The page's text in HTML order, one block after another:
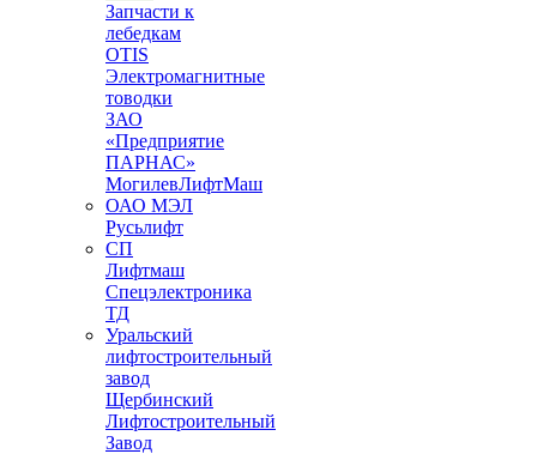
Запчасти к
лебедкам
OTIS
Электромагнитные
товодки
ЗАО
«Предприятие
ПАРНАС»
МогилевЛифтМаш
ОАО МЭЛ
Русьлифт
СП
Лифтмаш
Спецэлектроника
ТД
Уральский
лифтостроительный
завод
Щербинский
Лифтостроительный
Завод